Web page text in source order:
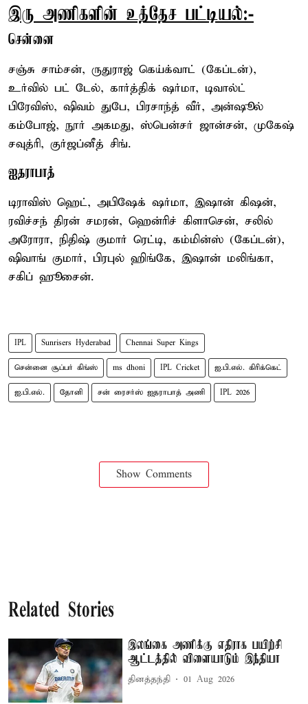
இரு அணிகளின் உத்தேச பட்டியல்:-
சென்னை
சஞ்சு சாம்சன், ருதுராஜ் கெய்க்வாட் (கேப்டன்),
உர்வில் பட் டேல், கார்த்திக் ஷர்மா, டிவால்ட்
பிரேவிஸ், ஷிவம் துபே, பிரசாந்த் வீர், அன்ஷூல்
கம்போஜ், நூர் அகமது, ஸ்பென்சர் ஜான்சன், முகேஷ்
சவுத்ரி, குர்ஜப்னீத் சிங்.
ஐதராபாத்
டிராவிஸ் ஹெட், அபிஷேக் ஷர்மா, இஷான் கிஷன்,
ரவிச்சந் திரன் சமரன், ஹென்ரிச் கிளாசென், சலில்
அரோரா, நிதிஷ் குமார் ரெட்டி, கம்மின்ஸ் (கேப்டன்),
ஷிவாங் குமார், பிரபுல் ஹிங்கே, இஷான் மலிங்கா,
சகிப் ஹூசைன்.
IPL Sunrisers Hyderabad Chennai Super Kings
சென்னை சூப்பர் கிங்ஸ் ms dhoni IPL Cricket ஐ.பி.எல். கிரிக்கெட்
ஐ.பி.எல். தோனி சன் ரைசர்ஸ் ஐதராபாத் அணி IPL 2026
Show Comments
Related Stories
இலங்கை அணிக்கு எதிராக பயிற்சி
ஆட்டத்தில் விளையாடும் இந்தியா
தினத்தந்தி 01 Aug 2026